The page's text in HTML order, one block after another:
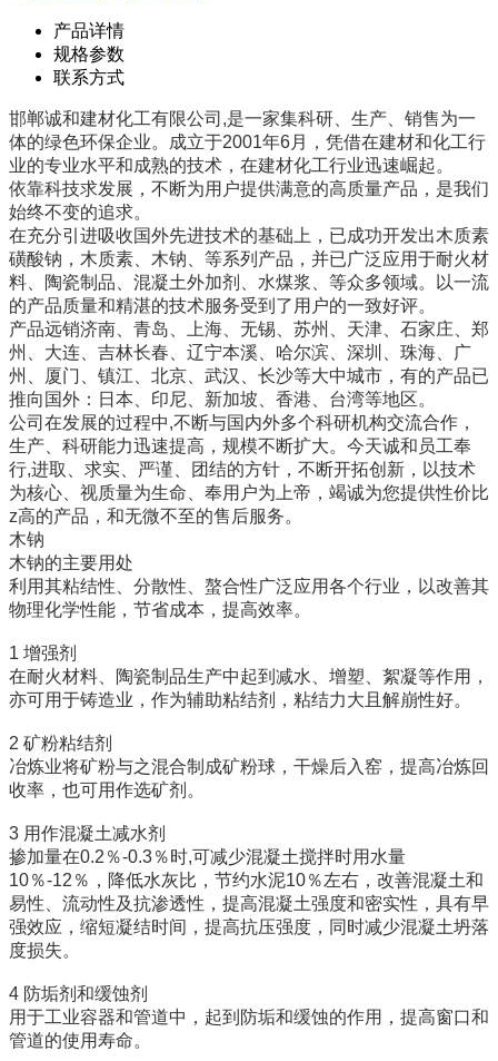
产品详情
规格参数
联系方式
邯郸诚和建材化工有限公司,是一家集科研、生产、销售为一
体的绿色环保企业。成立于2001年6月，凭借在建材和化工行
业的专业水平和成熟的技术，在建材化工行业迅速崛起。
依靠科技求发展，不断为用户提供满意的高质量产品，是我们
始终不变的追求。
在充分引进吸收国外先进技术的基础上，已成功开发出木质素
磺酸钠，木质素、木钠、等系列产品，并已广泛应用于耐火材
料、陶瓷制品、混凝土外加剂、水煤浆、等众多领域。以一流
的产品质量和精湛的技术服务受到了用户的一致好评。
产品远销济南、青岛、上海、无锡、苏州、天津、石家庄、郑
州、大连、吉林长春、辽宁本溪、哈尔滨、深圳、珠海、广
州、厦门、镇江、北京、武汉、长沙等大中城市，有的产品已
推向国外：日本、印尼、新加坡、香港、台湾等地区。
公司在发展的过程中,不断与国内外多个科研机构交流合作，
生产、科研能力迅速提高，规模不断扩大。今天诚和员工奉
行,进取、求实、严谨、团结的方针，不断开拓创新，以技术
为核心、视质量为生命、奉用户为上帝，竭诚为您提供性价比
z高的产品，和无微不至的售后服务。
木钠
木钠的主要用处
利用其粘结性、分散性、螯合性广泛应用各个行业，以改善其
物理化学性能，节省成本，提高效率。
1 增强剂
在耐火材料、陶瓷制品生产中起到减水、增塑、絮凝等作用，
亦可用于铸造业，作为辅助粘结剂，粘结力大且解崩性好。
2 矿粉粘结剂
冶炼业将矿粉与之混合制成矿粉球，干燥后入窑，提高冶炼回
收率，也可用作选矿剂。
3 用作混凝土减水剂
掺加量在0.2％-0.3％时,可减少混凝土搅拌时用水量
10％-12％，降低水灰比，节约水泥10％左右，改善混凝土和
易性、流动性及抗渗透性，提高混凝土强度和密实性，具有早
强效应，缩短凝结时间，提高抗压强度，同时减少混凝土坍落
度损失。
4 防垢剂和缓蚀剂
用于工业容器和管道中，起到防垢和缓蚀的作用，提高窗口和
管道的使用寿命。